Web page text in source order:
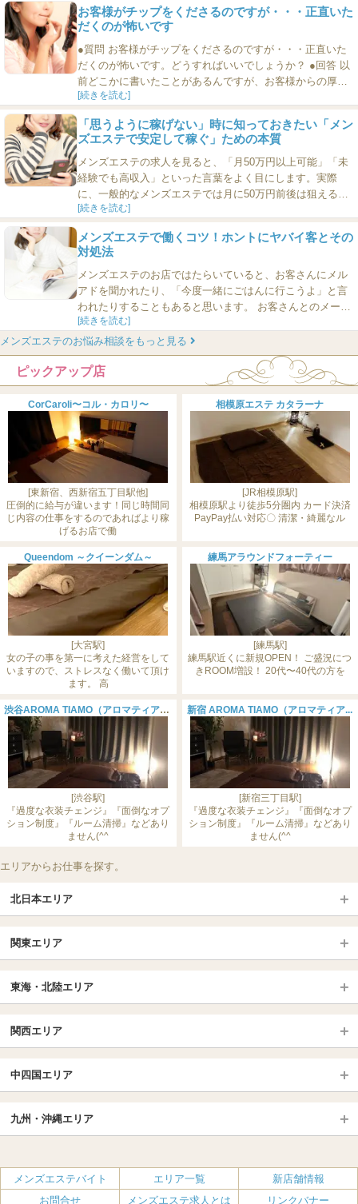
お客様がチップをくださるのですが・・・正直いた
だくのが怖いです
●質問 お客様がチップをくださるのですが・・・正直いた
だくのが怖いです。どうすればいいでしょうか？ ●回答 以
前どこかに書いたことがあるんですが、お客様からの厚意
は、ありがたくいただいておくといいです。もちろん、お
れば、規則に従っておくといいと思うけど、でもそういう
規則がないのであれば、厚意はありがたくいただいておく
といいです。 ...
[続きを読む]
「思うように稼げない」時に知っておきたい「メン
ズエステで安定して稼ぐ」ための本質
メンズエステの求人を見ると、「月50万円以上可能」「未
経験でも高収入」といった言葉をよく目にします。実際
に、一般的なメンズエステでは月に50万円前後は狙えるお
給料体系をとっているお店も多く、安定して稼げる仕事と
ない…」「どうして私だけ出勤しても指名が少ないの？」
と悩む女性も少なくありません。では、そんな時はどうす
ればいいのでしょうか？ ...
[続きを読む]
メンズエステで働くコツ！ホントにヤバイ客とその
対処法
メンズエステのお店ではたらいていると、お客さんにメル
アドを聞かれたり、「今度一緒にごはんに行こうよ」と言
われたりすることもあると思います。 お客さんとのメール
のやり取りがめんどうだし、ごはんに行くなんてのもめん
どう……こう思う女子もいると思いますが、もっとめんど
うなこともあるみたいです。 今回は、新宿のメンズエステ
ティシャンの店長・由美さん（29歳）から聞いた「超めん
どうで超ヤバイ客」と、その...
[続きを読む]
メンズエステのお悩み相談をもっと見る
ピックアップ店
CorCaroli〜コル・カロリ〜
[東新宿、西新宿五丁目駅他]
圧倒的に給与が違います！同じ時間同
じ内容の仕事をするのであればより稼
げるお店で働
相模原エステ カタラーナ
[JR相模原駅]
相模原駅より徒歩5分圏内 カード決済
PayPay払い対応〇 清潔・綺麗なル
Queendom ～クイーンダム～
[大宮駅]
女の子の事を第一に考えた経営をして
いますので、ストレスなく働いて頂け
ます。 高
練馬アラウンドフォーティー
[練馬駅]
練馬駅近くに新規OPEN！ ご盛況につ
きROOM増設！ 20代〜40代の方を
渋谷AROMA TIAMO（アロマティアー...
[渋谷駅]
『過度な衣装チェンジ』『面倒なオプ
ション制度』『ルーム清掃』などあり
ません(^^
新宿 AROMA TIAMO（アロマティア...
[新宿三丁目駅]
『過度な衣装チェンジ』『面倒なオプ
ション制度』『ルーム清掃』などあり
ません(^^
エリアからお仕事を探す。
北日本エリア
北海道（札幌・旭川・函館）
青森
岩手 (盛岡・北上)
福島 (いわき・郡山)
山形
長野・松本・上田
群馬（伊勢崎・高崎・前橋）
関東エリア
大宮・浦和・川口
越谷・春日部
千葉TOP
松戸・柏
池袋・大塚
新宿
恵比寿・目黒・自由が丘
赤坂・麻布・六本木
東海・北陸エリア
愛知（名古屋）
岐阜県
北陸
名古屋TOP
丸の内・久屋・高岳
大須・上前津・鶴舞
新栄町・東新町
千種・今池・黒川・大曽根
関西エリア
京都駅・伏見区
烏丸御池駅
四条烏丸・河原町・祇園四条
三条・京都市役所前
大阪エリア
梅田・北新地 肥後橋・淀屋橋・北浜
中四国エリア
広島
岡山
香川（高松）
愛媛（松山）
九州・沖縄エリア
福岡
佐賀
メンズエステバイト エリア一覧
新店舗情報
お問合せ
メンズエステ求人とは リンクバナー